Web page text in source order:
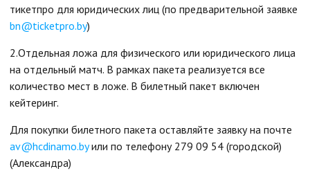
тикетпро для юридических лиц (по предварительной заявке
bn@ticketpro.by)
2.Отдельная ложа для физического или юридического лица
на отдельный матч. В рамках пакета реализуется все
количество мест в ложе. В билетный пакет включен
кейтеринг.
Для покупки билетного пакета оставляйте заявку на почте
av@hcdinamo.byили по телефону 279 09 54 (городской)
(Александра)